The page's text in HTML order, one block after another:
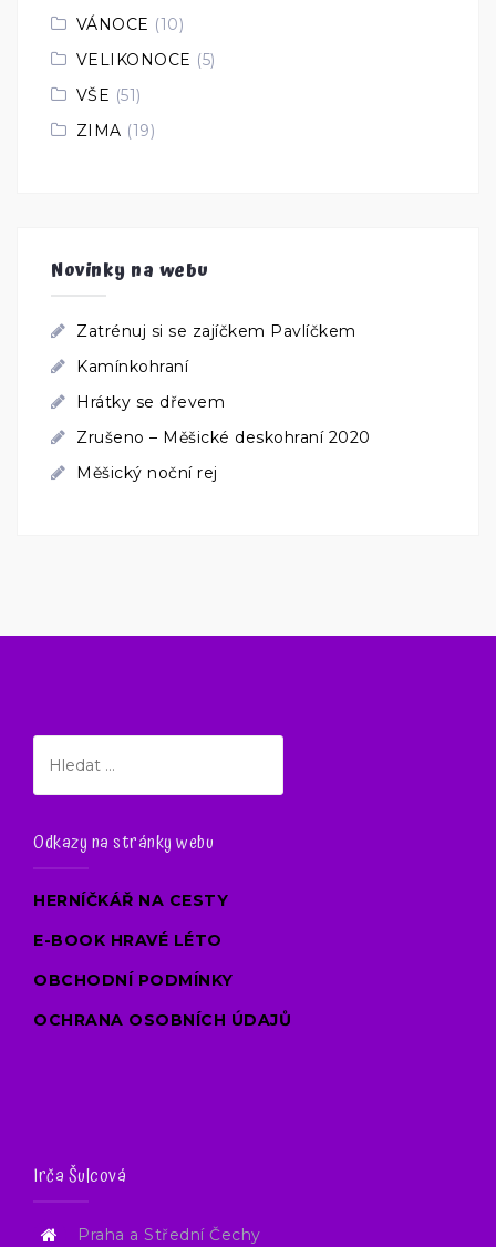
VÁNOCE (10)
VELIKONOCE (5)
VŠE (51)
ZIMA (19)
Novinky na webu
Zatrénuj si se zajíčkem Pavlíčkem
Kamínkohraní
Hrátky se dřevem
Zrušeno – Měšické deskohraní 2020
Měšický noční rej
Odkazy na stránky webu
HERNÍČKÁŘ NA CESTY
E-BOOK HRAVÉ LÉTO
OBCHODNÍ PODMÍNKY
OCHRANA OSOBNÍCH ÚDAJŮ
Irča Šulcová
Praha a Střední Čechy